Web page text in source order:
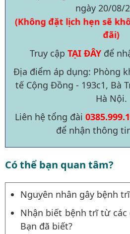
ngày 20/08/
(Không đặt lịch hẹn sẽ
đãi)
Truy cập TẠI ĐÂY để
Địa điểm áp dụng: Phòng
tế Cộng Đồng - 193c1, Bà
Hà Nội.
Liên hệ tổng đài
để nhận thông
Có thể bạn quan tâm?
Nguyên nhân gây bệnh
Nhận biết bệnh trĩ từ các
Bạn đã biết?